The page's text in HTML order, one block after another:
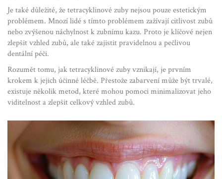
Je také důležité, že tetracyklinové zuby nejsou pouze estetickým
problémem. Mnozí lidé s tímto problémem zažívají citlivost zubů
nebo zvýšenou náchylnost k zubnímu kazu. Proto je klíčové nejen
zlepšit vzhled zubů, ale také zajistit pravidelnou a pečlivou
dentální péči.
Rozumět tomu, jak tetracyklinové zuby vznikají, je prvním
krokem k jejich účinné léčbě. Přestože zabarvení může být trvalé,
existuje několik metod, které mohou pomoci minimalizovat jeho
viditelnost a zlepšit celkový vzhled zubů.